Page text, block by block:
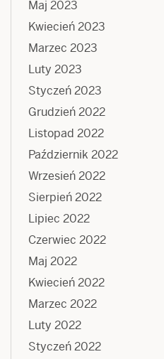
Maj 2023
Kwiecień 2023
Marzec 2023
Luty 2023
Styczeń 2023
Grudzień 2022
Listopad 2022
Październik 2022
Wrzesień 2022
Sierpień 2022
Lipiec 2022
Czerwiec 2022
Maj 2022
Kwiecień 2022
Marzec 2022
Luty 2022
Styczeń 2022